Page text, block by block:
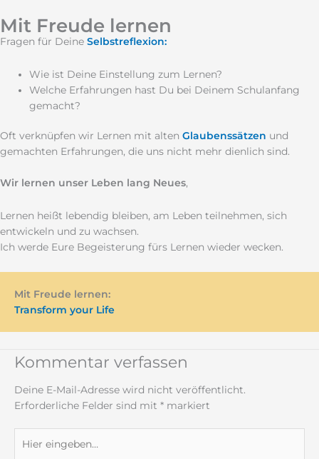
Mit Freude lernen
Fragen für Deine Selbstreflexion:
Wie ist Deine Einstellung zum Lernen?
Welche Erfahrungen hast Du bei Deinem Schulanfang
gemacht?
Oft verknüpfen wir Lernen mit alten Glaubenssätzen und
gemachten Erfahrungen, die uns nicht mehr dienlich sind.
Wir lernen unser Leben lang Neues,
Lernen heißt lebendig bleiben, am Leben teilnehmen, sich
entwickeln und zu wachsen.
Ich werde Eure Begeisterung fürs Lernen wieder wecken.
Mit Freude lernen:
Transform your Life
Kommentar verfassen
Deine E-Mail-Adresse wird nicht veröffentlicht.
Erforderliche Felder sind mit * markiert
eingeben…